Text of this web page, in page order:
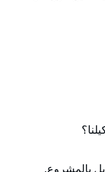
بالمشروع.